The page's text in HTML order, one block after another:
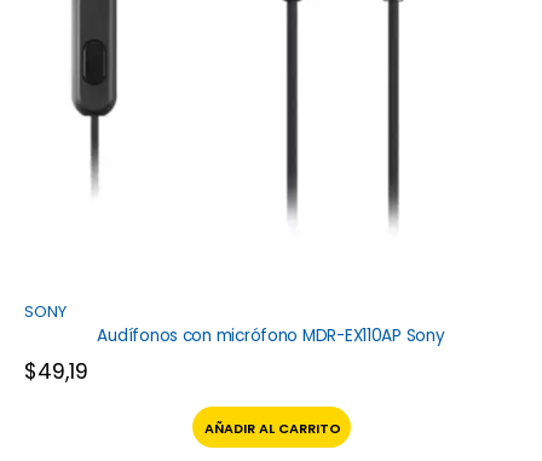
SONY
Audífonos con micrófono MDR-EX110AP Sony
$49,19
AÑADIR AL CARRITO